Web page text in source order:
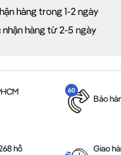
hàng trong 1-2 ngày
hàng từ 2-5 ngày
Bảo
hỗ
Giao